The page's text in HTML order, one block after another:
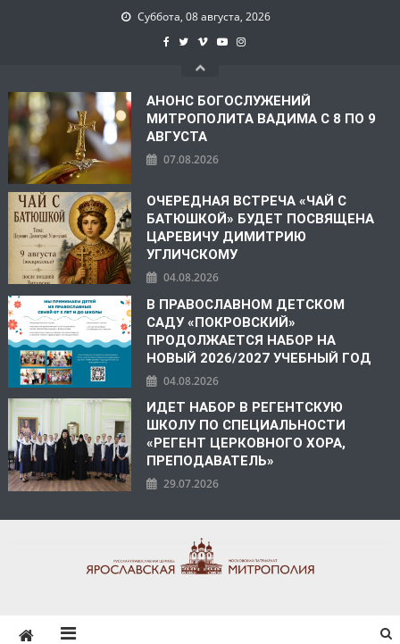
Суббота, 08 августа, 2026
АНОНС БОГОСЛУЖЕНИЙ
МИТРОПОЛИТА ВАДИМА С 8 ПО 9
АВГУСТА
07.08.2026
ОЧЕРЕДНАЯ ВСТРЕЧА «ЧАЙ С
БАТЮШКОЙ» БУДЕТ ПОСВЯЩЕНА
ЦАРЕВИЧУ ДИМИТРИЮ
УГЛИЧСКОМУ
04.08.2026
В ПРАВОСЛАВНОМ ДЕТСКОМ
САДУ «ПОКРОВСКИЙ»
ПРОДОЛЖАЕТСЯ НАБОР НА
НОВЫЙ 2026/2027 УЧЕБНЫЙ ГОД
04.08.2026
ИДЕТ НАБОР В РЕГЕНТСКУЮ
ШКОЛУ ПО СПЕЦИАЛЬНОСТИ
«РЕГЕНТ ЦЕРКОВНОГО ХОРА,
ПРЕПОДАВАТЕЛЬ»
29.07.2026